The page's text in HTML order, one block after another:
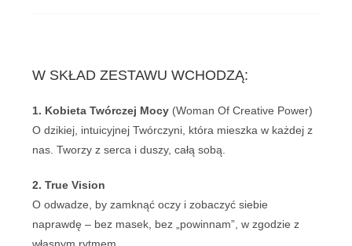
W SKŁAD ZESTAWU WCHODZĄ:
1. Kobieta Twórczej Mocy (Woman Of Creative Power)
O dzikiej, intuicyjnej Twórczyni, która mieszka w każdej z
nas. Tworzy z serca i duszy, całą sobą.
2. True Vision
O odwadze, by zamknąć oczy i zobaczyć siebie
naprawdę – bez masek, bez „powinnam”, w zgodzie z